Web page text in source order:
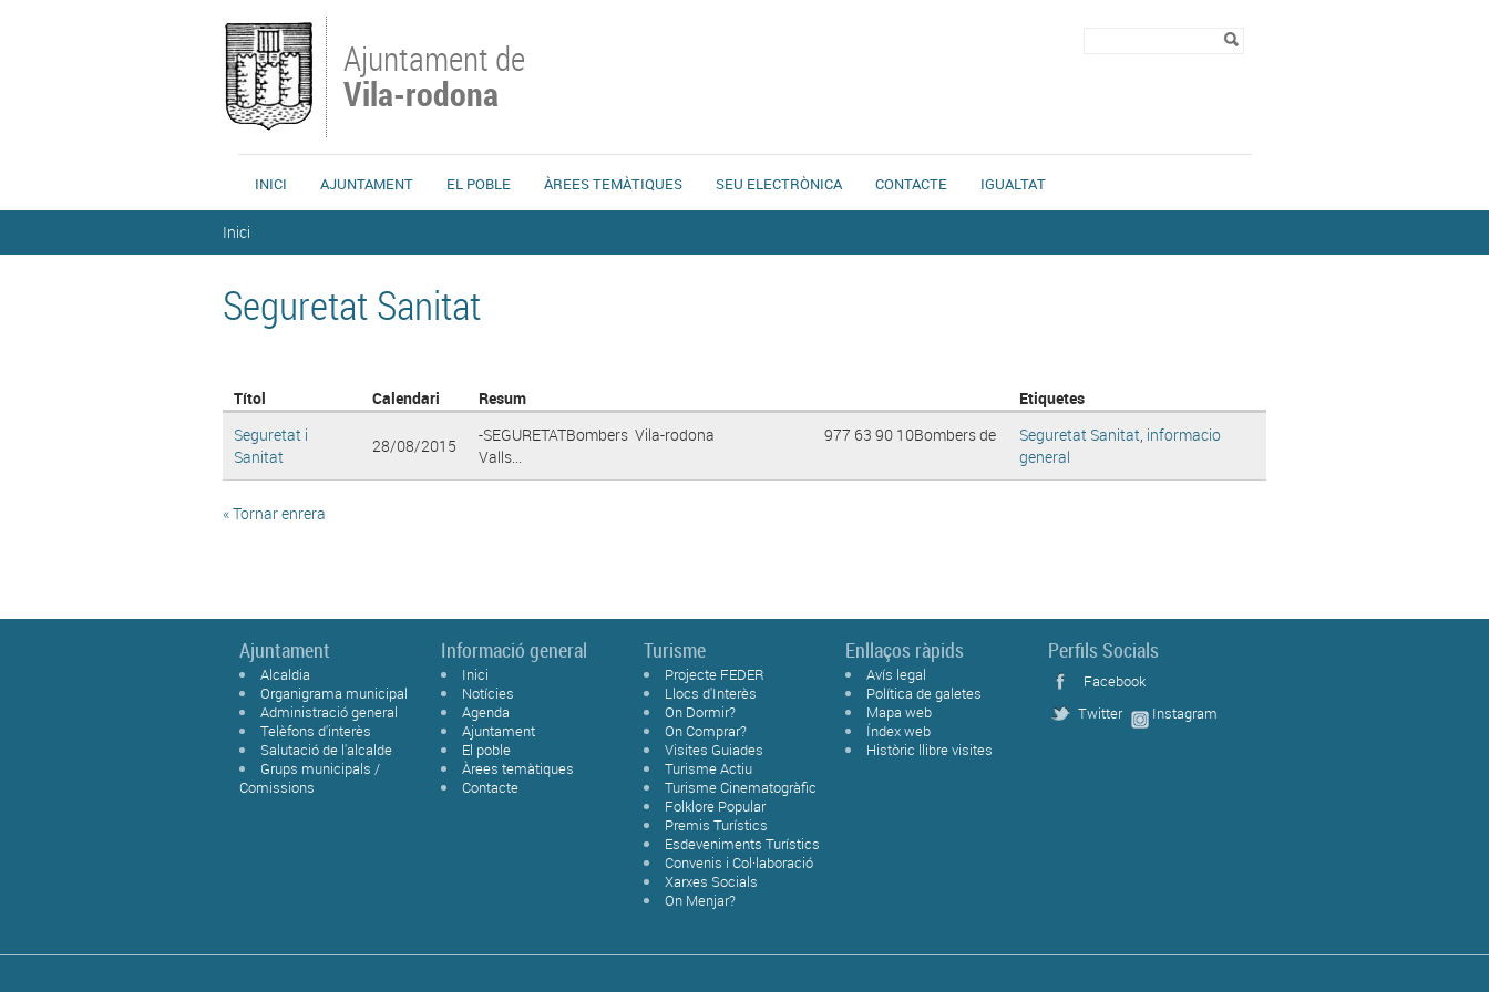
Ajuntament de
Vila-rodona
INICI AJUNTAMENT EL POBLE ÀREES TEMÀTIQUES SEU ELECTRÒNICA CONTACTE IGUALTAT
Inici
Seguretat Sanitat
Títol Calendari Resum
Etiquetes
Seguretat i
Sanitat
28/08/2015
-SEGURETATBombers Vila-rodona 977 63 90 10Bombers de
Valls...
Seguretat Sanitat, informacio
general
« Tornar enrera
Ajuntament
Alcaldia
Organigrama municipal
Administració general
Telèfons d'interès
Salutació de l'alcalde
Grups municipals /
Comissions
Informació general
Inici
Notícies
Agenda
Ajuntament
El poble
Àrees temàtiques
Contacte
Turisme
Projecte FEDER
Llocs d'Interès
On Dormir?
On Comprar?
Visites Guiades
Turisme Actiu
Turisme Cinematogràfic
Folklore Popular
Premis Turístics
Esdeveniments Turístics
Convenis i Col·laboració
Xarxes Socials
On Menjar?
Enllaços ràpids
Avís legal
Política de galetes
Mapa web
Índex web
Històric llibre visites
Perfils Socials
Facebook
Twitter
Instagram